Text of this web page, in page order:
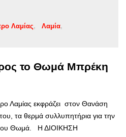
Λαμίας
Λαμία
το Θωμά Μπρέκη
Λαμίας εκφράζει στον Θανάση
τα θερμά συλλυπητήρια για την
του Θωμά. Η ΔΙΟΙΚΗΣΗ